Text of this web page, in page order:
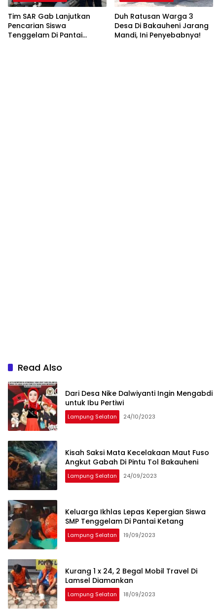
Tim SAR Gab Lanjutkan
Pencarian Siswa
Tenggelam Di Pantai
Duh Ratusan Warga 3
Desa Di Bakauheni Jarang
Mandi, Ini Penyebabnya!
Read Also
Dari Desa Nike Dalwiyanti Ingin Mengabdi
untuk Ibu Pertiwi
Lampung Selatan 24/10/2023
Kisah Saksi Mata Kecelakaan Maut Fuso
Angkut Gabah Di Pintu Tol Bakauheni
Lampung Selatan 24/09/2023
Keluarga Ikhlas Lepas Kepergian Siswa
SMP Tenggelam Di Pantai Ketang
Lampung Selatan 19/09/2023
Kurang 1 x 24, 2 Begal Mobil Travel Di
Lamsel Diamankan
Lampung Selatan 18/09/2023